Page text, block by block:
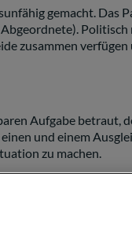
gemacht. Das
zusammen
Aufgabe betraut,
und einem
zu machen.
49.3 der
gestoppt
konnte Marine Le
gewesen) hat